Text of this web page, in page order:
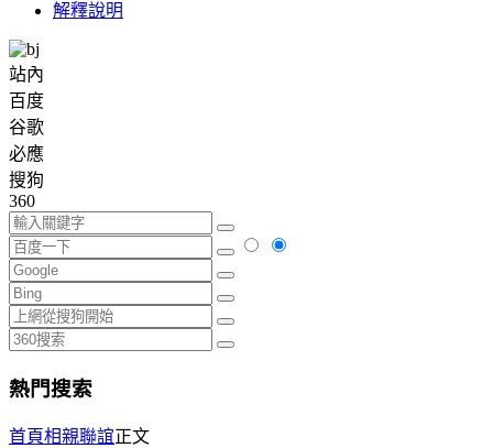
解釋說明
站內
百度
谷歌
必應
搜狗
360
熱門搜索
首頁相親聯誼正文